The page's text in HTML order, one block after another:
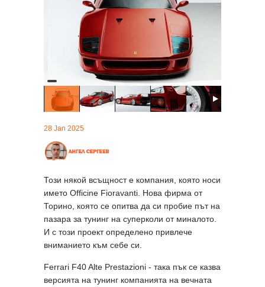
28 Jan 2025
Този някой всъщност е компания, която носи
името Officine Fioravanti. Нова фирма от
Торино, която се опитва да си пробие път на
пазара за тунинг на суперколи от миналото.
И с този проект определено привлече
вниманието към себе си.
Ferrari F40 Alte Prestazioni - така пък се казва
версията на тунинг компанията на вечната